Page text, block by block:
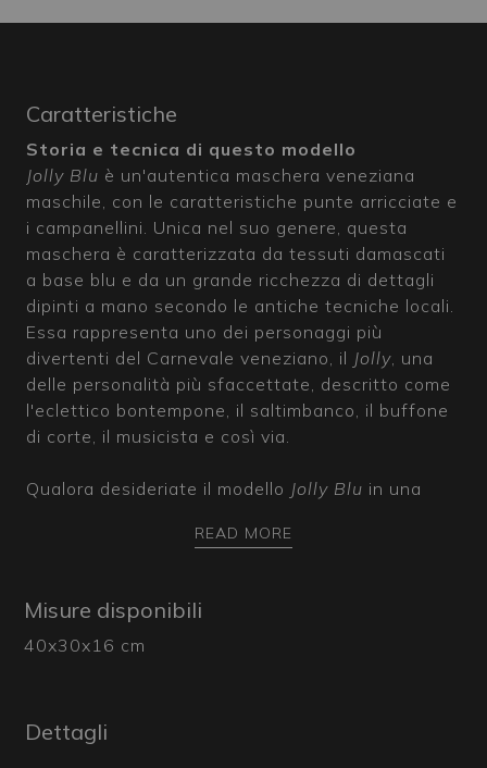
Caratteristiche
Storia e tecnica di questo modello
Jolly Blu è un'autentica maschera veneziana
maschile, con le caratteristiche punte arricciate e
i campanellini. Unica nel suo genere, questa
maschera è caratterizzata da tessuti damascati
a base blu e da un grande ricchezza di dettagli
dipinti a mano secondo le antiche tecniche locali.
Essa rappresenta uno dei personaggi più
divertenti del Carnevale veneziano, il Jolly, una
delle personalità più sfaccettate, descritto come
l'eclettico bontempone, il saltimbanco, il buffone
di corte, il musicista e così via.
Qualora desideriate il modello Jolly Blu in una
nostro team per avere un riscontro rispetto alle
Le nostre maschere, 100%
pezzi unici eseguiti a mano, per questo le
variazioni.
READ MORE
Misure disponibili
40x30x16 cm
Dettagli